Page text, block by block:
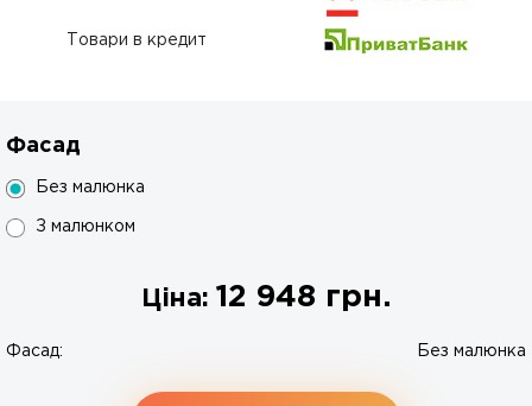
Товари в кредит
Фасад
Без малюнка
З малюнком
Ціна: 12 948 грн.
Фасад: Без малюнка